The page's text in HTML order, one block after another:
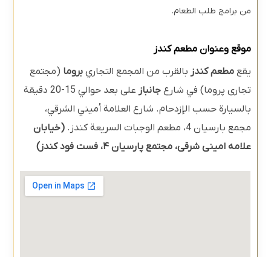
من برامج طلب الطعام.
موقع وعنوان مطعم كندز
يقعمطعم كندز بالقرب من المجمع التجاريبروما (مجتمع
تجاری پروما) في شارعجانباز
على بعد حوالي 15-20 دقيقة
بالسيارة حسب الإزدحام. شارع العلامة أميني الشرقي،
مجمع بارسيان 4، مطعم الوجبات السريعة كندز.
(خیابان
علامه امینی شرقی، مجتمع پارسیان ۴، فست فود کندز)